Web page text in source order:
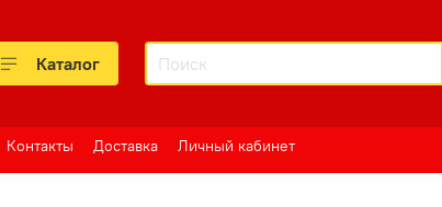
Каталог
Контакты Доставка Личный кабинет